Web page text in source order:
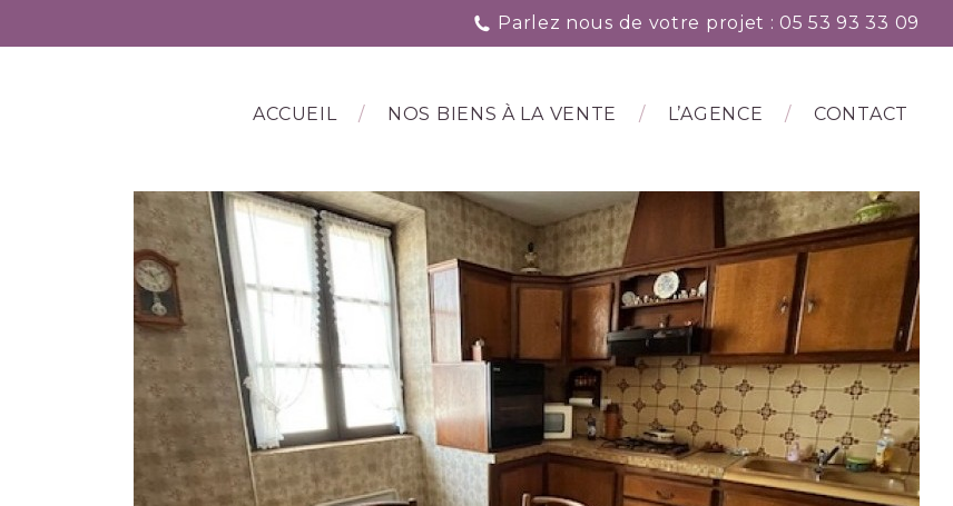
Parlez nous de votre projet : 05 53 93 33 09
ACCUEIL NOS BIENS À LA VENTE L’AGENCE CONTACT